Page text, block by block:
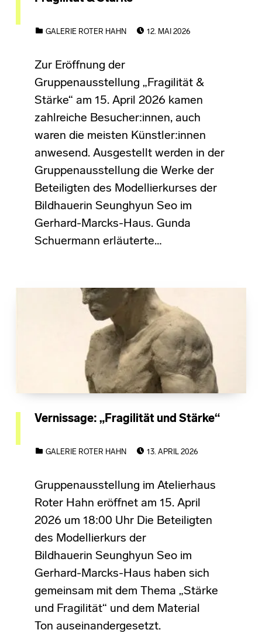
GALERIE ROTER HAHN
12. MAI 2026
Zur Eröffnung der
Gruppenausstellung „Fragilität &
Stärke“ am 15. April 2026 kamen
zahlreiche Besucher:innen, auch
waren die meisten Künstler:innen
anwesend. Ausgestellt werden in der
Gruppenausstellung die Werke der
Beteiligten des Modellierkurses der
Bildhauerin Seunghyun Seo im
Gerhard-Marcks-Haus. Gunda
Schuermann erläuterte…
Vernissage: „Fragilität und Stärke“
GALERIE ROTER HAHN
13. APRIL 2026
Gruppenausstellung im Atelierhaus
Roter Hahn eröffnet am 15. April
2026 um 18:00 Uhr Die Beteiligten
des Modellierkurs der
Bildhauerin Seunghyun Seo im
Gerhard-Marcks-Haus haben sich
gemeinsam mit dem Thema „Stärke
und Fragilität“ und dem Material
Ton auseinandergesetzt.